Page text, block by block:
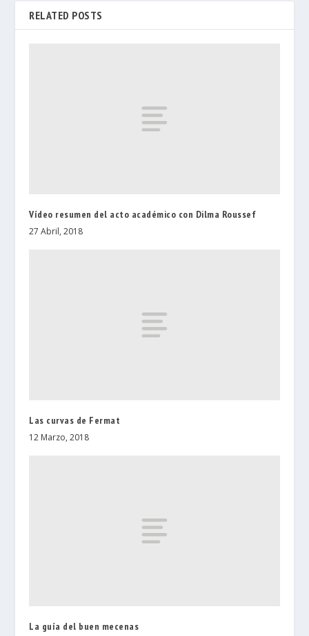
RELATED POSTS
Vídeo resumen del acto académico con Dilma Roussef
27 Abril, 2018
Las curvas de Fermat
12 Marzo, 2018
La guía del buen mecenas